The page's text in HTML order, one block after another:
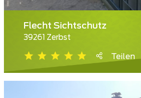
Flecht Sichtschutz
39261 Zerbst
Teilen